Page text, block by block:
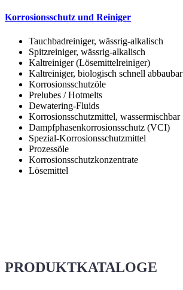
Korrosionsschutz und Reiniger
Tauchbadreiniger, wässrig-alkalisch
Spitzreiniger, wässrig-alkalisch
Kaltreiniger (Lösemittelreiniger)
Kaltreiniger, biologisch schnell abbaubar
Korrosionsschutzöle
Prelubes / Hotmelts
Dewatering-Fluids
Korrosionsschutzmittel, wassermischbar
Dampfphasenkorrosionsschutz (VCI)
Spezial-Korrosionsschutzmittel
Prozessöle
Korrosionsschutzkonzentrate
Lösemittel
PRODUKTKATALOGE